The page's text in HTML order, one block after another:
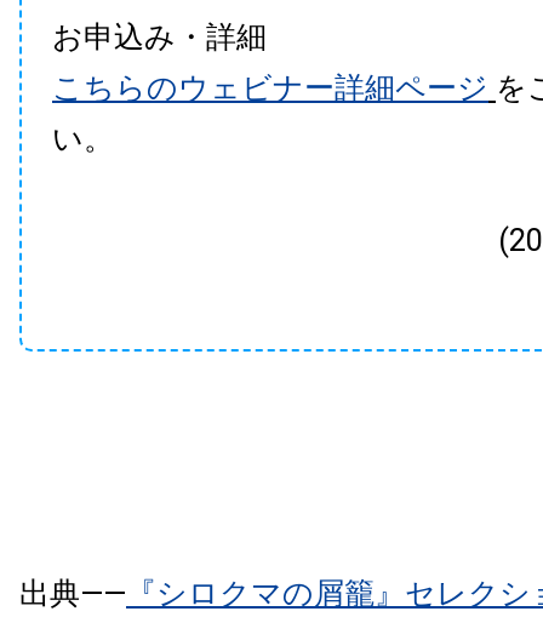
お申込み・詳細
こちらのウェビナー詳細ページ を
い。
出典―― 『シロクマの屑籠』セレク